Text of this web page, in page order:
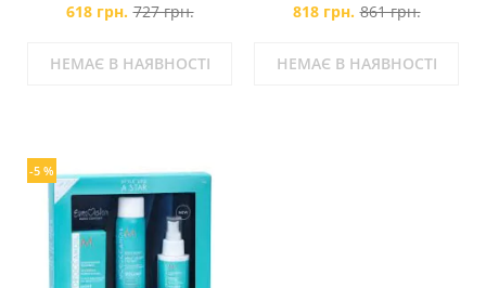
618 грн. 727 грн.
НЕМАЄ В НАЯВНОСТІ
818 грн. 861 грн.
НЕМАЄ В НАЯВНОСТІ
-5 %